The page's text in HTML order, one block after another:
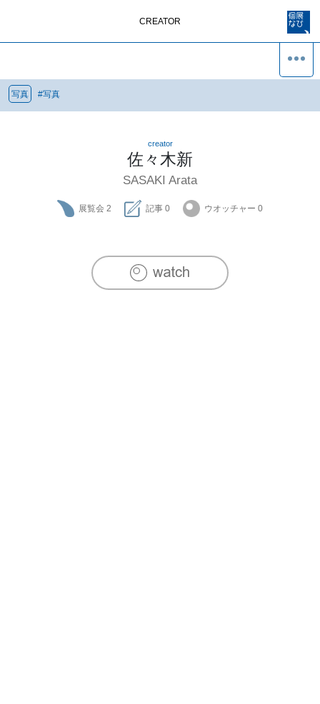
CREATOR
写真 #写真
creator
佐々木新
SASAKI Arata
展覧会 2 記事 0 ウオッチャー 0